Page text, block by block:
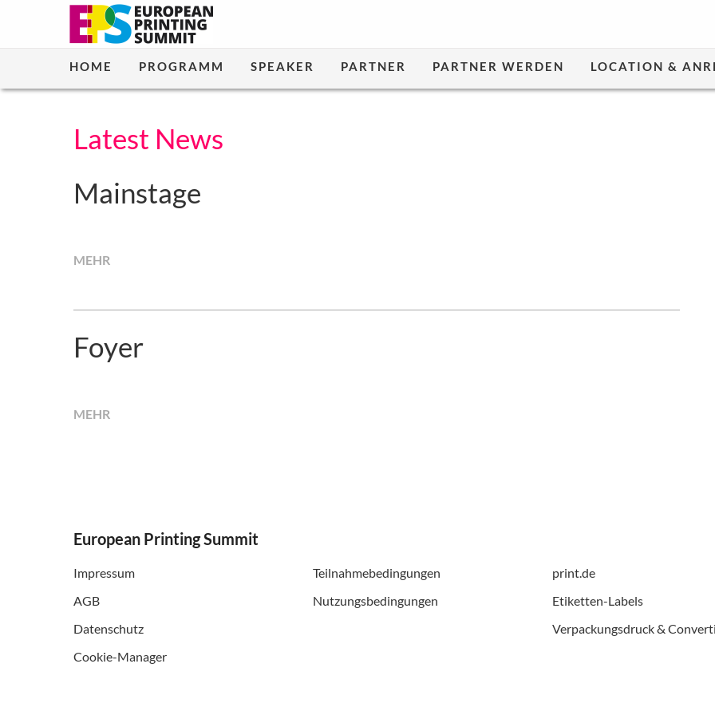
HOME PROGRAMM SPEAKER PARTNER PARTNER WERDEN LOCATION &
Latest News
Mainstage
MEHR
Foyer
MEHR
European Printing Summit
Impressum
AGB
Datenschutz
Cookie-Manager
Teilnahmebedingungen
Nutzungsbedingungen
print.de
Etiketten-Labels
Verpackungsdruck &